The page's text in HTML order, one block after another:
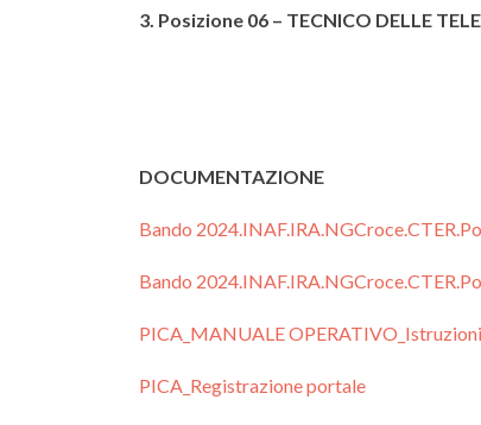
3. Posizione 06 – TECNICO DELLE
DOCUMENTAZIONE
Bando
Bando
PICA_MANUALE
PICA_Registrazione portale